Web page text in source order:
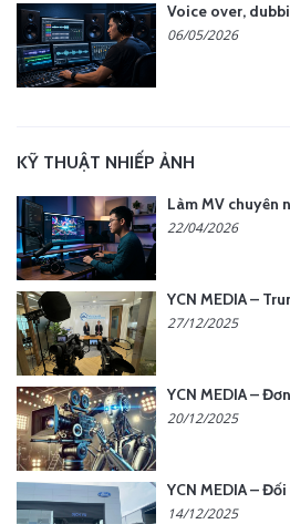
06/05/2026
KỸ THUẬT NHIẾP ẢNH
22/04/2026
27/12/2025
20/12/2025
14/12/2025